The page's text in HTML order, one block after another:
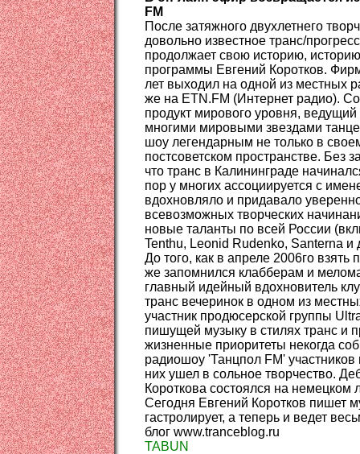
FM
После затяжного двухлетнего
довольно известное транс/
продолжает свою историю,
программы Евгений Коротков.
лет выходил на одной из местных
же на ETN.FM (Интернет радио).
продукт мирового уровня,
многими мировыми звездами
шоу легендарным не только в
постсоветском пространстве. Без
что транс в Калининграде
пор у многих ассоциируется с
вдохновляло и придавало
всевозможных творческих
новые таланты по всей России
Tenthu, Leonid Rudenko, Santerna и
До того, как в апреле 2006го взять
же запомнился клабберам и
главный идейный вдохновитель
транс вечеринок в одном из
участник продюсерской группы
пишущей музыку в стилях транс и
жизненные приоритеты некогда
радиошоу 'Танцпол FM'
них ушел в сольное творчество.
Короткова состоялся на немецком
Сегодня Евгений Коротков пишет
гастролирует, а теперь и ведет
блог www.tranceblog.ru
TABUN